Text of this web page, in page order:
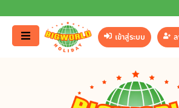
เข้าสู่ระบบ